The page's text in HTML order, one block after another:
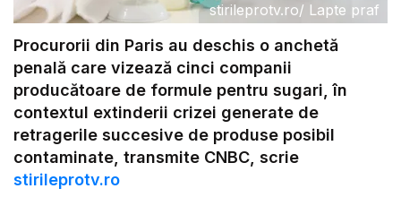
stirileprotv.ro/ Lapte praf
Procurorii din Paris au deschis o anchetă
penală care vizează cinci companii
producătoare de formule pentru sugari, în
contextul extinderii crizei generate de
retragerile succesive de produse posibil
contaminate, transmite CNBC, scrie
stirileprotv.ro